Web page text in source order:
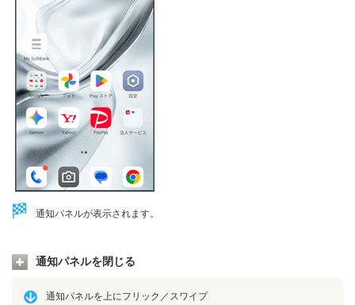
通知パネルが表示されます。
通知パネルを閉じる
通知パネルを上にフリック／スワイプ